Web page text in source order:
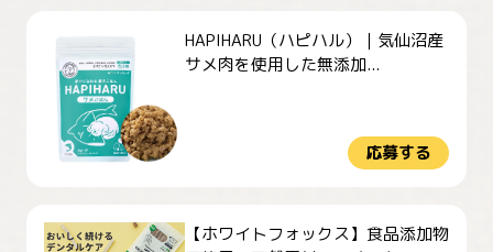
HAPIHARU（ハピハル）｜気仙沼産
サメ肉を使用した無添加...
応募する
【ホワイトフォックス】食品添加物